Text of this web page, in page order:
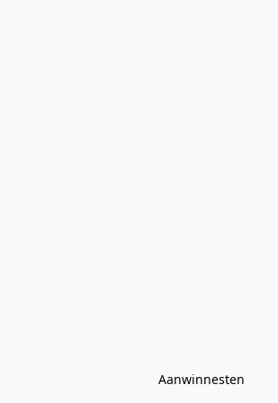
Aanwinnesten